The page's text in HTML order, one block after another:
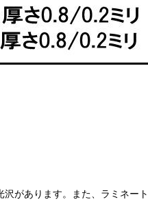
があります。また、ラミネ